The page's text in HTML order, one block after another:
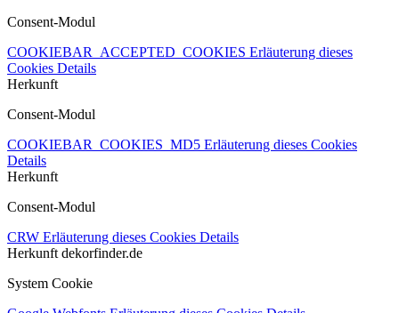
Consent-Modul
COOKIEBAR_ACCEPTED_COOKIES Erläuterung dieses
Cookies Details
Herkunft
Consent-Modul
COOKIEBAR_COOKIES_MD5 Erläuterung dieses Cookies
Details
Herkunft
Consent-Modul
CRW Erläuterung dieses Cookies Details
Herkunft dekorfinder.de
System Cookie